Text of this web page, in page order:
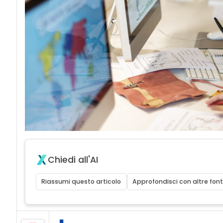
Chiedi all'AI
Riassumi questo articolo Approfondisci con altre